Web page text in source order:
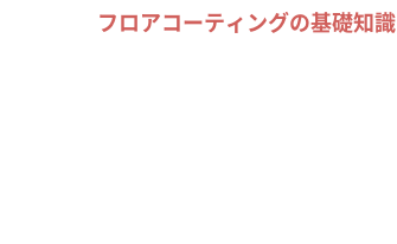
フロアコーティングの基礎知識